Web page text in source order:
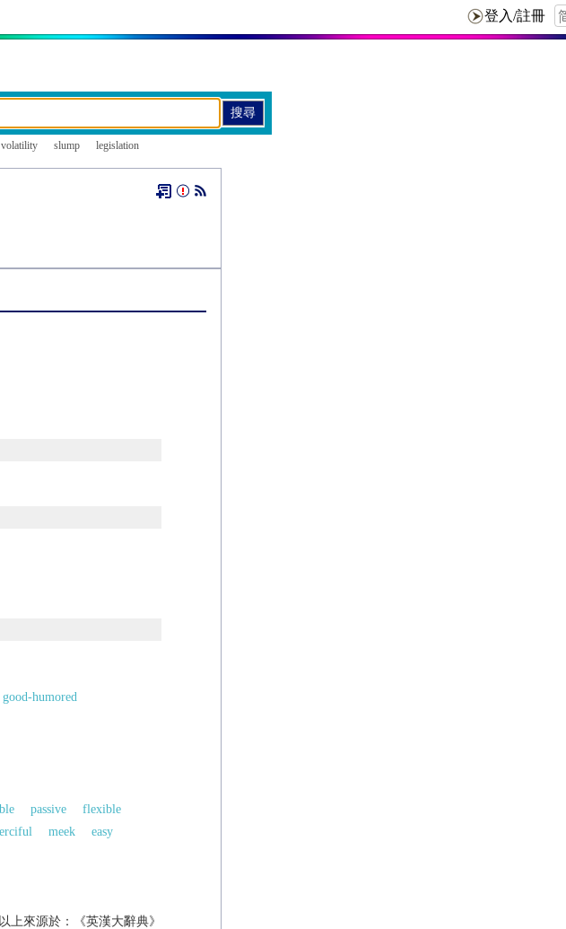
volatility slump legislation
good-humored
passive
flexible
meek
easy
以上來源於：《英漢大辭典》